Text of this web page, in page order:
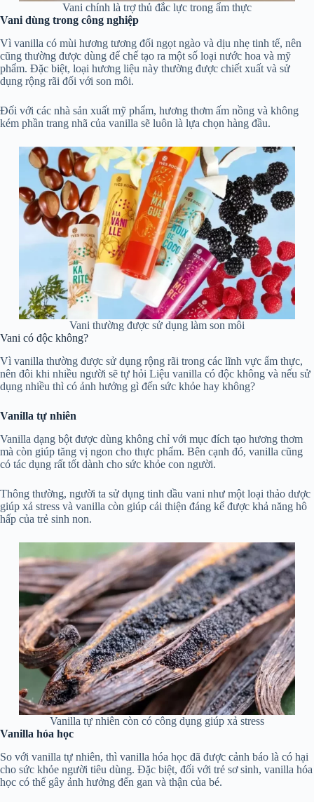
Vani chính là trợ thủ đắc lực trong ẩm thực
Vani dùng trong công nghiệp
Vì vanilla có mùi hương tương đối ngọt ngào và dịu nhẹ tinh tế, nên
cũng thường được dùng để chế tạo ra một số loại nước hoa và mỹ
phẩm. Đặc biệt, loại hương liệu này thường được chiết xuất và sử
dụng rộng rãi đối với son môi.
Đối với các nhà sản xuất mỹ phẩm, hương thơm ấm nồng và không
kém phần trang nhã của vanilla sẽ luôn là lựa chọn hàng đầu.
Vani thường được sử dụng làm son môi
Vani có độc không?
Vì vanilla thường được sử dụng rộng rãi trong các lĩnh vực ẩm thực,
nên đôi khi nhiều người sẽ tự hỏi Liệu vanilla có độc không và nếu sử
dụng nhiều thì có ảnh hưởng gì đến sức khỏe hay không?
Vanilla tự nhiên
Vanilla dạng bột được dùng không chỉ với mục đích tạo hương thơm
mà còn giúp tăng vị ngon cho thực phẩm. Bên cạnh đó, vanilla cũng
có tác dụng rất tốt dành cho sức khỏe con người.
Thông thường, người ta sử dụng tinh dầu vani như một loại thảo dược
giúp xả stress và vanilla còn giúp cải thiện đáng kể được khả năng hô
hấp của trẻ sinh non.
Vanilla tự nhiên còn có công dụng giúp xả stress
Vanilla hóa học
So với vanilla tự nhiên, thì vanilla hóa học đã được cảnh báo là có hại
cho sức khỏe người tiêu dùng. Đặc biệt, đối với trẻ sơ sinh, vanilla hóa
học có thể gây ảnh hưởng đến gan và thận của bé.